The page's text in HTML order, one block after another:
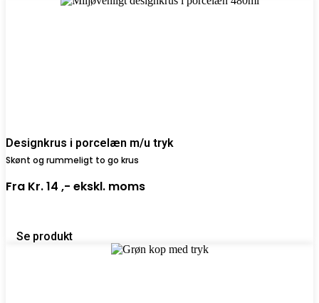
Designkrus i porcelæn m/u tryk
Skønt og rummeligt to go krus
Fra Kr. 14 ,- ekskl. moms
Se produkt